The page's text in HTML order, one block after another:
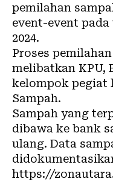
pemilahan
event-event
2024.
Proses
melibatkan KPU,
kelompok pegiat
Sampah.
Sampah yang
dibawa ke bank
ulang. Data
https://